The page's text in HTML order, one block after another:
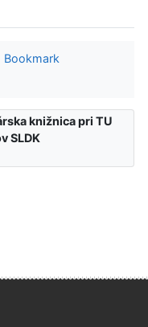
Bookmark
knižnica pri TU
SLDK